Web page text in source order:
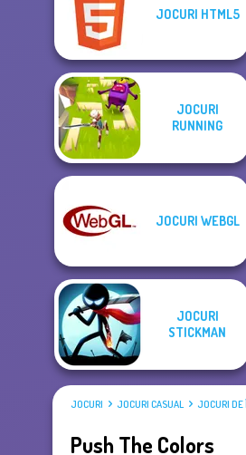
JOCURI HTML5
JOCURI
RUNNING
JOCURI WEBGL
JOCURI
STICKMAN
JOCURI JOCURI CASUAL JOCURI DE
Push The Colors